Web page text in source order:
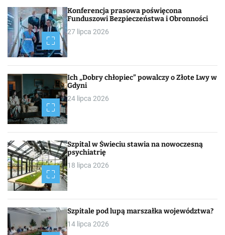
Konferencja prasowa poświęcona
Funduszowi Bezpieczeństwa i Obronności
27 lipca 2026
Ich „Dobry chłopiec” powalczy o Złote Lwy w
Gdyni
24 lipca 2026
Szpital w Świeciu stawia na nowoczesną
psychiatrię
18 lipca 2026
Szpitale pod lupą marszałka województwa?
14 lipca 2026